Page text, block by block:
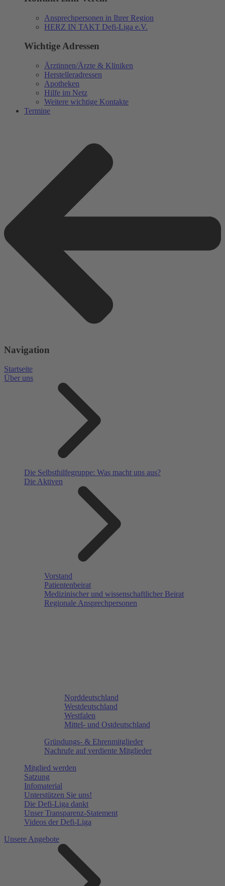
Ansprechpersonen in Ihrer Region
HERZ IN TAKT Defi-Liga e.V.
Wichtige Adressen
Ärztinnen/Ärzte & Kliniken
Herstelleradressen
Apotheken
Hilfe im Netz
Weitere wichtige Kontakte
Termine
Navigation
Startseite
Über uns
Die Selbsthilfegruppe: Was macht uns aus?
Die Aktiven
Vorstand
Patientenbeirat
Medizinischer und wissenschaftlicher Beirat
Regionale Ansprechpersonen
Norddeutschland
Westdeutschland
Westfalen
Mittel- und Ostdeutschland
Gründungs- & Ehrenmitglieder
Nachrufe auf verdiente Mitglieder
Mitglied werden
Satzung
Infomaterial
Unterstützen Sie uns!
Die Defi-Liga dankt
Unser Transparenz-Statement
Videos der Defi-Liga
Unsere Angebote